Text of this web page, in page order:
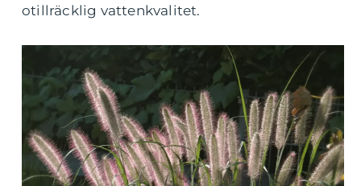
otillräcklig vattenkvalitet.